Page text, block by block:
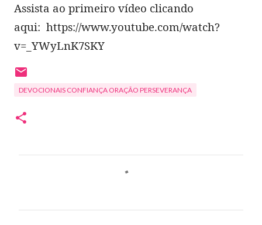
Assista ao primeiro vídeo clicando
aqui: https://www.youtube.com/watch?
v=_YWyLnK7SKY
DEVOCIONAIS CONFIANÇA ORAÇÃO PERSEVERANÇA